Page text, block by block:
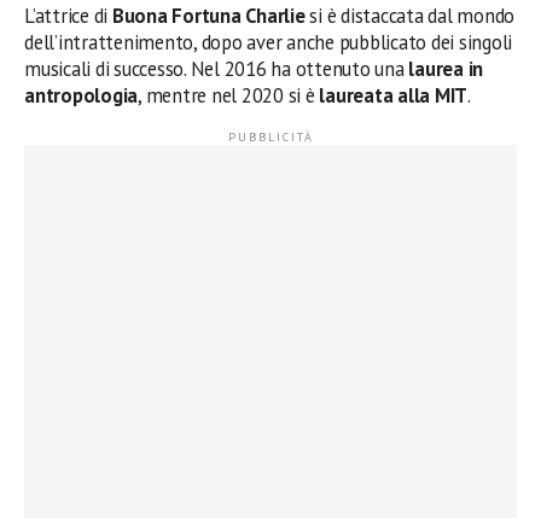
L’attrice di Buona Fortuna Charliesi è distaccata dal mondo
dell’intrattenimento, dopo aver anche pubblicato dei singoli
musicali di successo. Nel 2016 ha ottenuto unalaurea in
antropologia, mentre nel 2020 si è laureata alla MIT.